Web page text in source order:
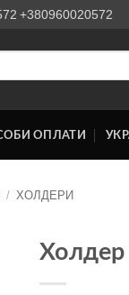
+380960020572
ОПЛАТИ
/ ХОЛДЕРИ
Холдер